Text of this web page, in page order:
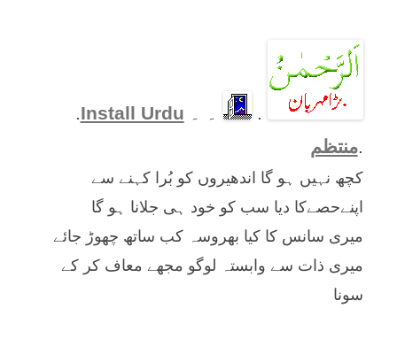
. ۔ ۔ Install Urdu
.
.منتظم
کچھ نہیں ہو گا اندھیروں کو بُرا کہنے سے
اپنےحصےکا دیا سب کو خود ہی جلانا ہو گا
میری سانس کا کیا بھروسہ کب ساتھ چھوڑ جائے
میری ذات سے وابستہ لوگو مجھے معاف کر کے
سونا